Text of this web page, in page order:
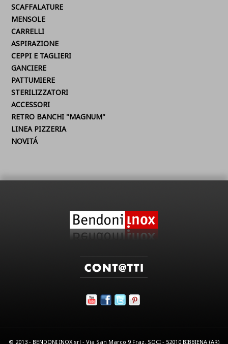
SCAFFALATURE
MENSOLE
CARRELLI
ASPIRAZIONE
CEPPI E TAGLIERI
GANCIERE
PATTUMIERE
STERILIZZATORI
ACCESSORI
RETRO BANCHI "MAGNUM"
LINEA PIZZERIA
NOVITÁ
© 2013 - BENDONI INOX srl - Via San Marco 9 Fraz. SOCI - 52010 BIBBIENA (AR)